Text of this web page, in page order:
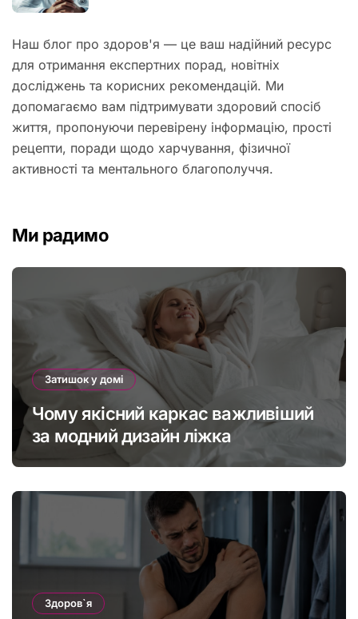
Наш блог про здоров'я — це ваш надійний ресурс
для отримання експертних порад, новітніх
досліджень та корисних рекомендацій. Ми
допомагаємо вам підтримувати здоровий спосіб
життя, пропонуючи перевірену інформацію, прості
рецепти, поради щодо харчування, фізичної
активності та ментального благополуччя.
Ми радимо
Затишок у домі
Чому якісний каркас важливіший
за модний дизайн ліжка
Здоров`я